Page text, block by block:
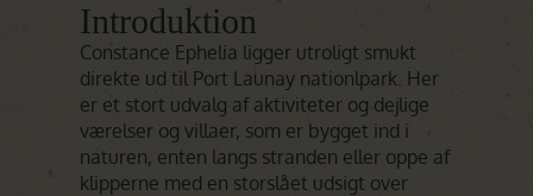
Introduktion
Constance Ephelia ligger utroligt smukt
direkte ud til Port Launay nationlpark. Her
er et stort udvalg af aktiviteter og dejlige
værelser og villaer, som er bygget ind i
naturen, enten langs stranden eller oppe af
klipperne med en storslået udsigt over